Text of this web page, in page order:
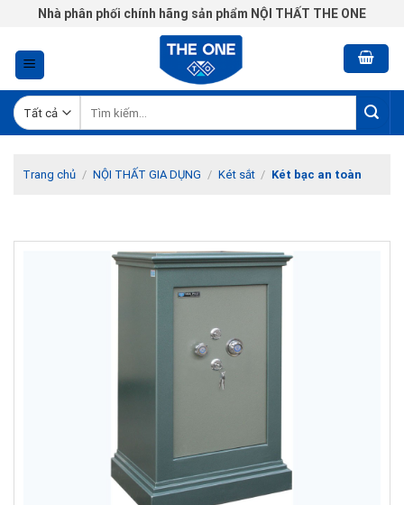
Chuyển
nội
dung
Nhà phân phối chính hãng sản phẩm NỘI THẤT THE ONE
kiếm:
Trang chủ / NỘI THẤT GIA DỤNG / Két sắt / Két bạc an toàn